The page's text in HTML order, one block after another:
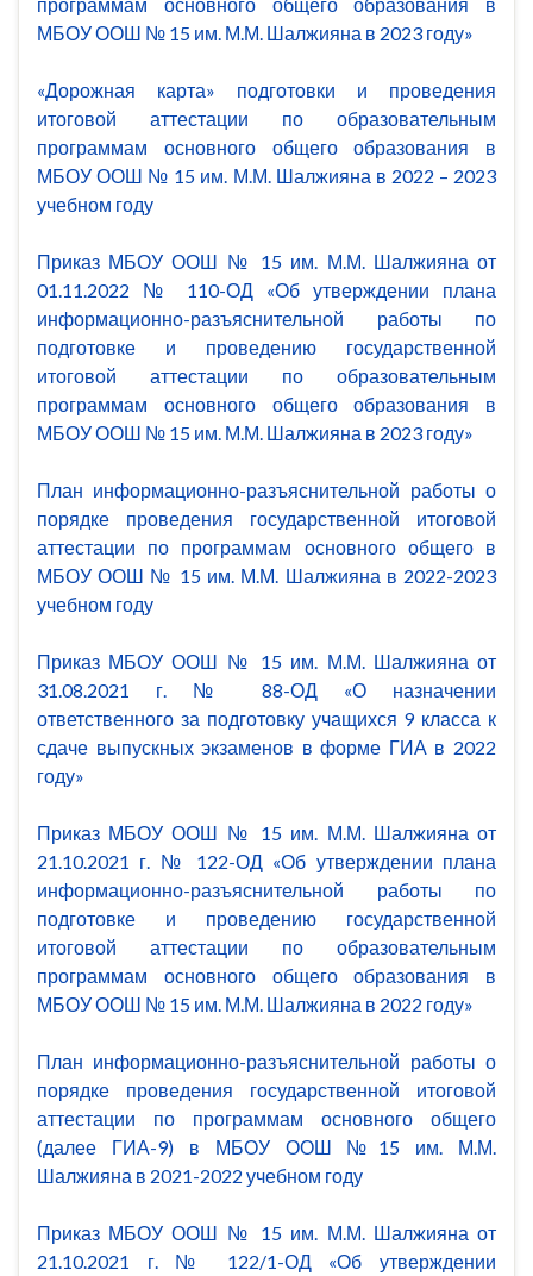
МБОУ ООШ № 15 им. М.М. Шалжияна в 2023 году»
«Дорожная карта» подготовки и проведения
итоговой аттестации по образовательным
программам основного общего образования в
МБОУ ООШ № 15 им. М.М. Шалжияна в 2022 – 2023
учебном году
Приказ МБОУ ООШ № 15 им. М.М. Шалжияна от
01.11.2022 № 110-ОД «Об утверждении плана
информационно-разъяснительной работы по
подготовке и проведению государственной
итоговой аттестации по образовательным
программам основного общего образования в
МБОУ ООШ № 15 им. М.М. Шалжияна в 2023 году»
План информационно-разъяснительной работы о
порядке проведения государственной итоговой
аттестации по программам основного общего в
МБОУ ООШ № 15 им. М.М. Шалжияна в 2022-2023
учебном году
Приказ МБОУ ООШ № 15 им. М.М. Шалжияна от
31.08.2021 г. № 88-ОД «О назначении
ответственного за подготовку учащихся 9 класса к
сдаче выпускных экзаменов в форме ГИА в 2022
году»
Приказ МБОУ ООШ № 15 им. М.М. Шалжияна от
21.10.2021 г. № 122-ОД «Об утверждении плана
информационно-разъяснительной работы по
подготовке и проведению государственной
итоговой аттестации по образовательным
программам основного общего образования в
МБОУ ООШ № 15 им. М.М. Шалжияна в 2022 году»
План информационно-разъяснительной работы о
порядке проведения государственной итоговой
аттестации по программам основного общего
(далее ГИА-9) в МБОУ ООШ №15 им. М.М.
Шалжияна в 2021-2022 учебном году
Приказ МБОУ ООШ № 15 им. М.М. Шалжияна от
21.10.2021 г. № 122/1-ОД «Об утверждении